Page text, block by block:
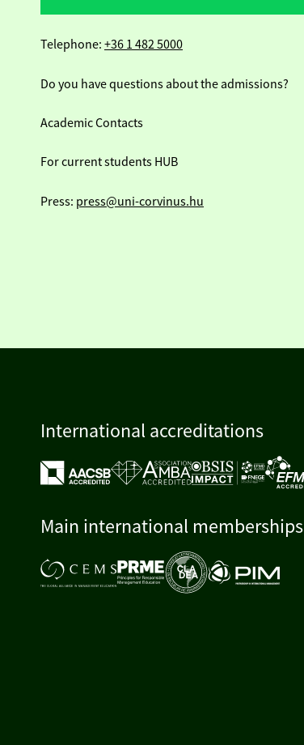
Telephone: +36 1 482 5000
Do you have questions about the admissions?
Academic Contacts
For current students HUB
Press: press@uni-corvinus.hu
International accreditations
Main international memberships